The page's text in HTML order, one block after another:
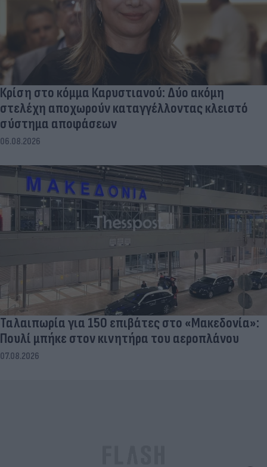
Κρίση στο κόμμα Καρυστιανού: Δύο ακόμη
στελέχη αποχωρούν καταγγέλλοντας κλειστό
σύστημα αποφάσεων
06.08.2026
Ταλαιπωρία για 150 επιβάτες στο «Μακεδονία»:
Πουλί μπήκε στον κινητήρα του αεροπλάνου
07.08.2026